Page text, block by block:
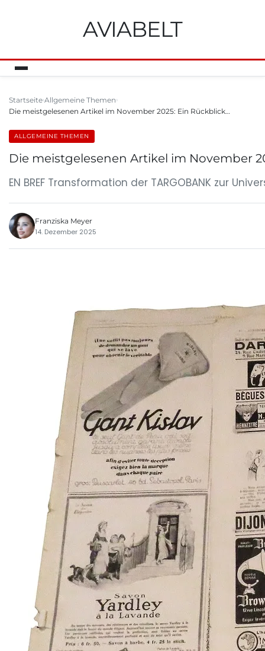
AVIABELT
Startseite Allgemeine Themen
Die meistgelesenen Artikel im November 2025: Ein Rückblick…
ALLGEMEINE THEMEN
Die meistgelesenen Artikel im November
EN BREF Transformation der TARGOBANK zur
Franziska Meyer
14. Dezember 2025